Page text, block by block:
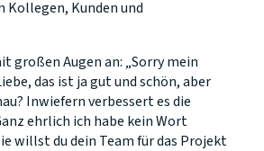
Kollegen, Kunden und
großen Augen an: „Sorry mein
das ist ja gut und schön, aber
Inwiefern verbessert es die
ehrlich ich habe kein Wort
willst du dein Team für das Projekt